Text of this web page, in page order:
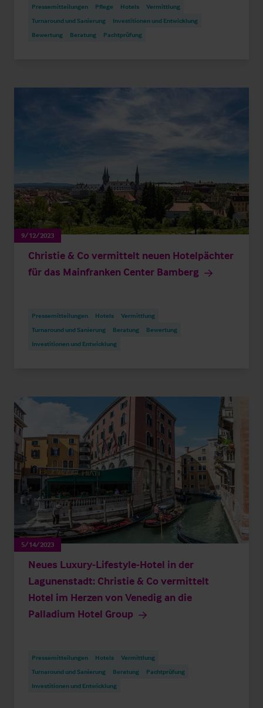
Pressemitteilungen Pflege Hotels
Vermittlung
Turnaround und Sanierung
Investitionen und Entwicklung
Bewertung
Beratung Pachtprüfung
9/12/2023
Christie & Co vermittelt neuen Hotelpächter
für das Mainfranken Center Bamberg
Pressemitteilungen Hotels
Vermittlung
Turnaround und Sanierung
Beratung
Bewertung
Investitionen und Entwicklung
5/14/2023
Neues Luxury-Lifestyle-Hotel in der
Lagunenstadt: Christie & Co vermittelt
Hotel im Herzen von Venedig an die
Palladium Hotel Group
Pressemitteilungen Hotels
Vermittlung
Turnaround und Sanierung
Beratung
Pachtprüfung
Investitionen und Entwicklung